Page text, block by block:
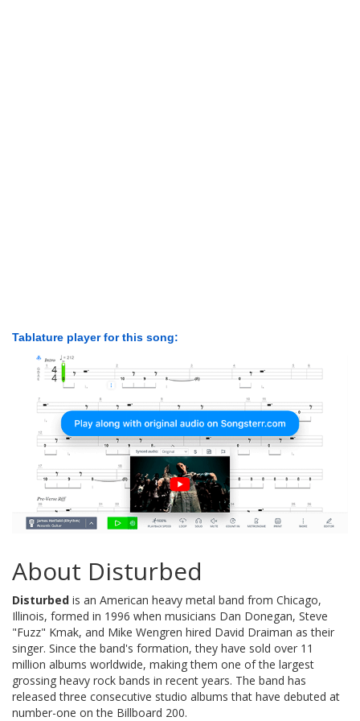
Tablature player for this song:
About Disturbed
Disturbed is an American heavy metal band from Chicago,
Illinois, formed in 1996 when musicians Dan Donegan, Steve
"Fuzz" Kmak, and Mike Wengren hired David Draiman as their
singer. Since the band's formation, they have sold over 11
million albums worldwide, making them one of the largest
grossing heavy rock bands in recent years. The band has
released three consecutive studio albums that have debuted at
number-one on the Billboard 200.